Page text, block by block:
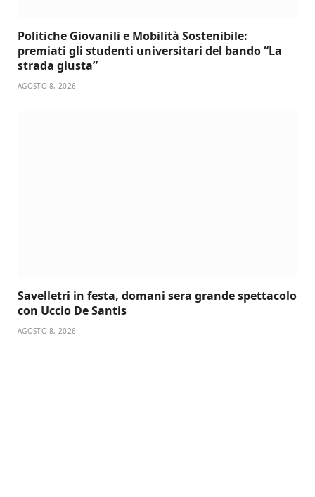
Politiche Giovanili e Mobilità Sostenibile:
premiati gli studenti universitari del bando “La
strada giusta”
AGOSTO 8, 2026
Savelletri in festa, domani sera grande spettacolo
con Uccio De Santis
AGOSTO 8, 2026